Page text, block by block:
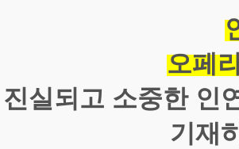
오페
진실되고 소중한 인
기재